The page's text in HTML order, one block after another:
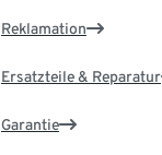
Reklamation
Ersatzteile & Reparatur
Garantie